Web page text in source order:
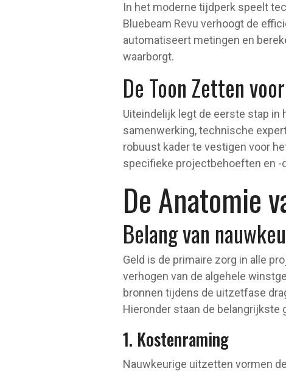
In het moderne tijdperk speelt
Bluebeam Revu verhoogt de
automatiseert metingen en
waarborgt.
De Toon Zetten
Uiteindelijk legt de eerste stap
samenwerking, technische
robuust kader te vestigen voor
specifieke projectbehoeften en -
De Anatomie
Belang van
Geld is de primaire zorg in alle
verhogen van de algehele
bronnen tijdens de uitzetfase
Hieronder staan de
1. Kostenraming
Nauwkeurige uitzetten vormen